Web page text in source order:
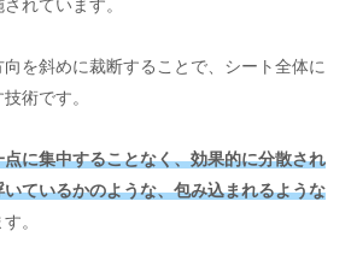
れています。
を斜めに裁断することで、シート全体に
術です。
点に集中することなく、効果的に分散され
ているかのような、包み込まれるような
。